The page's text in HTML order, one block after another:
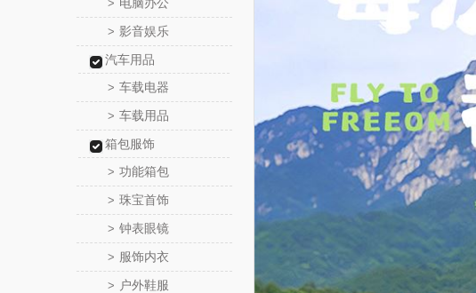
>
> 影音娱乐
汽车用品
> 车载电器
> 车载用品
箱包服饰
> 功能箱包
> 珠宝首饰
> 钟表眼镜
> 服饰内衣
> 户外鞋服